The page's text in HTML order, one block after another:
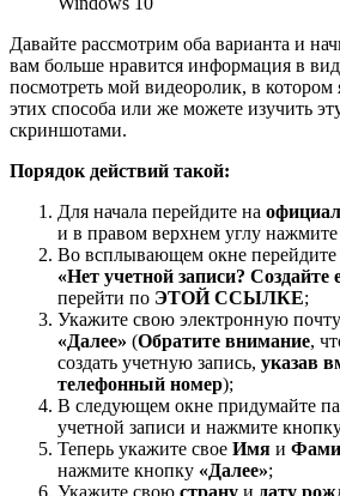
Давайте рассмотрим оба варианта и
вам больше нравится информация в
посмотреть мой видеоролик, в
этих способа или же можете изучить
скриншотами.
Порядок действий такой:
Для начала перейдите на
и в правом верхнем углу
Во всплывающем окне перейдите
«Нет учетной записи? Создайте
перейти по ЭТОЙ ССЫЛКЕ;
Укажите свою электронную
«Далее» (Обратите внимание,
создать учетную запись, указав
телефонный номер);
В следующем окне придумайте
учетной записи и нажмите
Теперь укажите свое Имя и
нажмите кнопку «Далее»;
Укажите свою страну и дату